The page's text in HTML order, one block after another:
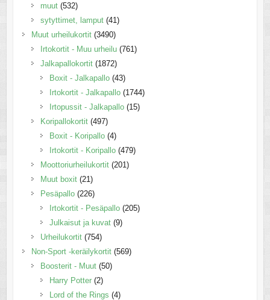
muut (532)
sytyttimet, lamput (41)
Muut urheilukortit (3490)
Irtokortit - Muu urheilu (761)
Jalkapallokortit (1872)
Boxit - Jalkapallo (43)
Irtokortit - Jalkapallo (1744)
Irtopussit - Jalkapallo (15)
Koripallokortit (497)
Boxit - Koripallo (4)
Irtokortit - Koripallo (479)
Moottoriurheilukortit (201)
Muut boxit (21)
Pesäpallo (226)
Irtokortit - Pesäpallo (205)
Julkaisut ja kuvat (9)
Urheilukortit (754)
Non-Sport -keräilykortit (569)
Boosterit - Muut (50)
Harry Potter (2)
Lord of the Rings (4)